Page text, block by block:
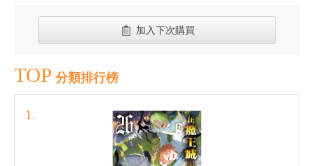
加入下次購買
TOP 分類排行榜